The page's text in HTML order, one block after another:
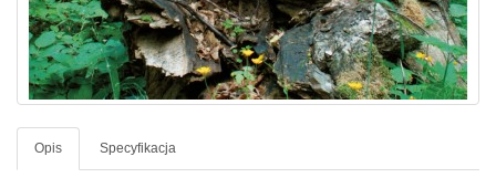
Opis Specyfikacja